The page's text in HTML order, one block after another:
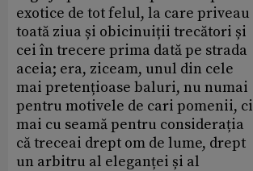
exotice de tot felul, la care priveau
toată ziua și obicinuiții trecători și
cei în trecere prima dată pe strada
aceia; era, ziceam, unul din cele
mai pretențioase baluri, nu numai
pentru motivele de cari pomenii, ci
mai cu seamă pentru considerația
că treceai drept om de lume, drept
un arbitru al eleganței și al